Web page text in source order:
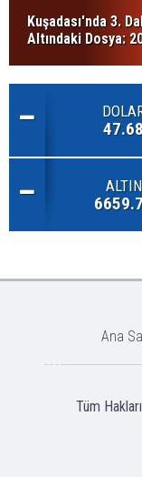
Kuşadası'nda 3.
Altındaki Dosya:
ALTIN
Ana
Tüm